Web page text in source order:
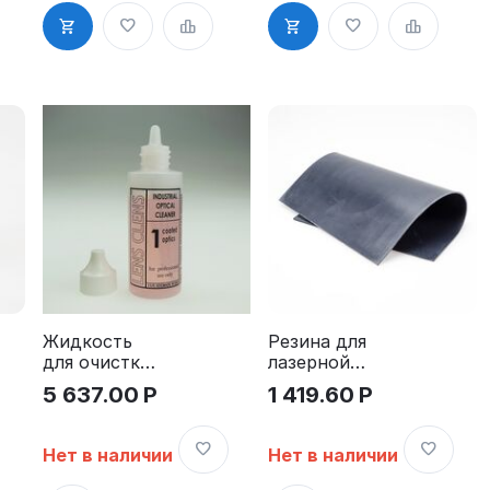
цвет черный
Жидкость
для очистки
оптики
лазера - Lens
мл., 850-
0001-0
5 637.00 Р
Нет в наличии
Резина для
лазерной
гравировки -
GRM Super
A4, 2.3мм,
цвет чёрный
1 419.60 Р
Нет в наличии